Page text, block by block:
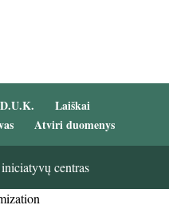
D.U.K.
Laiškai
Atviri duomenys
centras